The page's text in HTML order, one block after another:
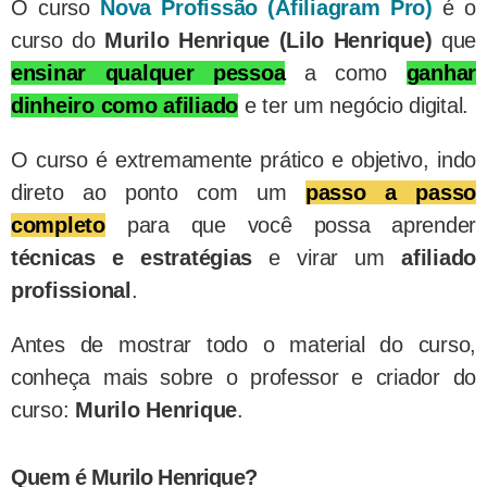
O curso Nova Profissão (Afiliagram Pro) é o
curso do Murilo Henrique (Lilo Henrique) que
ensinar qualquer pessoaa como
ganhar
dinheiro como afiliado e ter um negócio digital.
O curso é extremamente prático e objetivo, indo
direto ao ponto com um passo a passo
completopara que você possa aprender
técnicas e estratégias e virar umafiliado
profissional .
Antes de mostrar todo o material do curso,
conheça mais sobre o professor e criador do
curso: Murilo Henrique.
Quem é Murilo Henrique?